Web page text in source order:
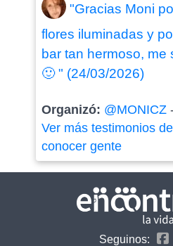
"Gracias Moni
flores iluminadas y
bar tan hermoso, me
🙂 " (24/03/2026)
Organizó: @MONICZ
Ver más testimonios
conocer gente
Seguinos: